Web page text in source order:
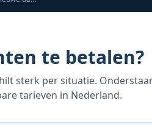
te betalen?
sterk per situatie.
tarieven in Nederland.